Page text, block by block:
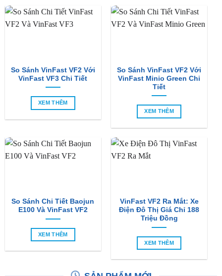
So Sánh VinFast VF2 Với
VinFast VF3 Chi Tiết
XEM THÊM
So Sánh VinFast VF2 Với
VinFast Minio Green Chi
Tiết
XEM THÊM
So Sánh Chi Tiết Baojun
E100 Và VinFast VF2
XEM THÊM
VinFast VF2 Ra Mắt: Xe
Điện Đô Thị Giá Chỉ 188
Triệu Đồng
XEM THÊM